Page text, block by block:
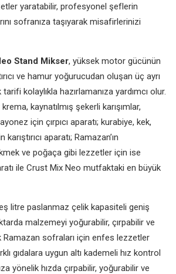
yaratabilir, profesyonel şeflerin
sofranıza taşıyarak misafirlerinizi
Stand Mikser, yüksek motor gücünün
ve hamur yoğurucudan oluşan üç ayrı
kolaylıkla hazırlamanıza yardımcı olur.
kaynatılmış şekerli karışımlar,
için çırpıcı aparatı; kurabiye, kek,
aparatı; Ramazan’ın
ve poğaça gibi lezzetler için ise
ile Crust Mix Neo mutfaktaki en büyük
litre paslanmaz çelik kapasiteli geniş
malzemeyi yoğurabilir, çırpabilir ve
Ramazan sofraları için enfes lezzetler
gıdalara uygun altı kademeli hız kontrol
yönelik hızda çırpabilir, yoğurabilir ve